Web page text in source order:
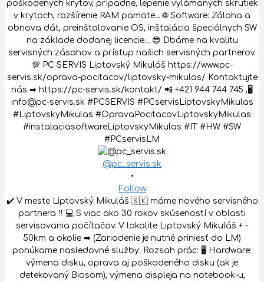
@pc_servis.sk
•
Follow
✔️ V meste Liptovský Mikuláš 🇸🇰 máme nového servisného
partnera ‼️ 💻 S viac ako 30 rokov skúseností v oblasti
servisovania počítačov. V lokalite Liptovský Mikuláš + -
50km a okolie ➡ (Zariadenie je nutné priniesť do LM)
ponúkame nasledovné služby: Rozsah prác: 🖥 Hardware:
výmena disku, oprava aj poškodeného disku (ak je
detekovaný Biosom), výmena displeja na notebook-u,